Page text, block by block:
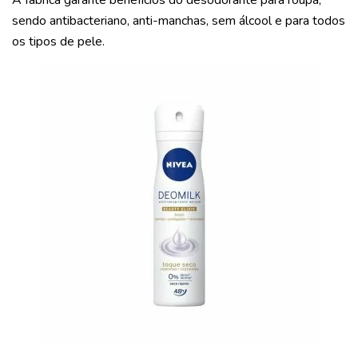
sendo antibacteriano, anti-manchas, sem álcool e para todos
os tipos de pele.